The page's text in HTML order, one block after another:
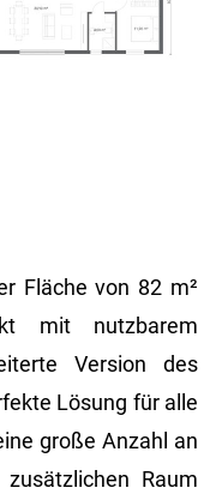
Fläche von 82 m²
mit nutzbarem
Version des
Lösung für alle
große Anzahl an
Raum